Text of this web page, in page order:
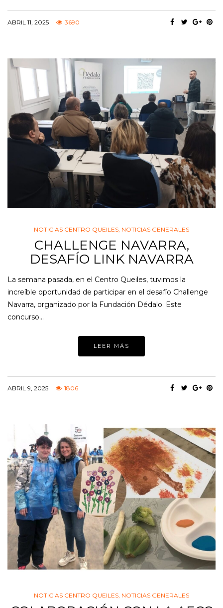
ABRIL 11, 2025 3690
NOTICIAS CENTRO QUEILES, NOTICIAS GENERALES
CHALLENGE NAVARRA,
DESAFÍO LINK NAVARRA
La semana pasada, en el Centro Queiles, tuvimos la
increíble oportunidad de participar en el desafío Challenge
Navarra, organizado por la Fundación Dédalo. Este
concurso…
LEER MÁS
ABRIL 9, 2025 1806
NOTICIAS CENTRO QUEILES, NOTICIAS GENERALES